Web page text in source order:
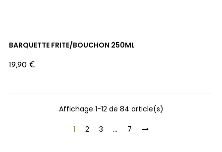
BARQUETTE FRITE/BOUCHON 250ML
Prix
19,90 €
Affichage 1-12 de 84 article(s)
1 2 3 … 7